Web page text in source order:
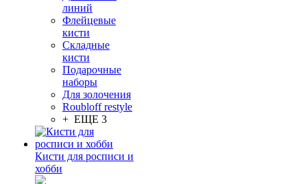
линий
Флейцевые
кисти
Складные
кисти
Подарочные
наборы
Для золочения
Roubloff restyle
+ ЕЩЕ 3
Кисти для росписи и
хобби